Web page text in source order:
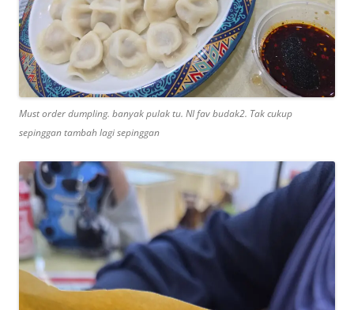
Must order dumpling. banyak pulak tu. NI fav budak2. Tak cukup
sepinggan tambah lagi sepinggan